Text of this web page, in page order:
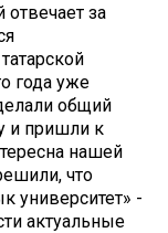
за
года уже
общий
и пришли к
нашей
что
университет» -
актуальные